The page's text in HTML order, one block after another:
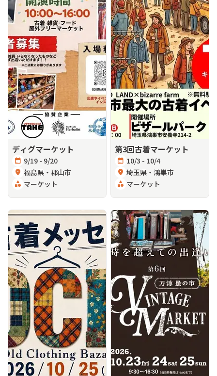
ディグマーケット
calendar_month 9/19 - 9/20
location_on 福島県・郡山市
category マーケット
第3回古着マーケット
calendar_month 10/3 - 10/4
location_on 埼玉県・鴻巣市
category マーケット